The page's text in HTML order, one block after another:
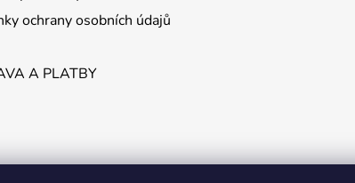
ochrany osobních údajů
A PLATBY